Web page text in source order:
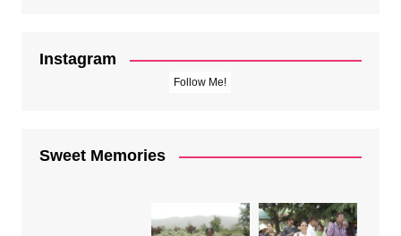
Instagram
Follow Me!
Sweet Memories